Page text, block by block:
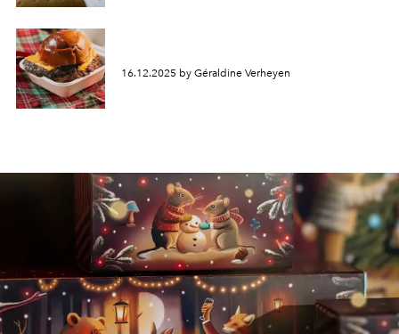
16.12.2025 by Géraldine Verheyen